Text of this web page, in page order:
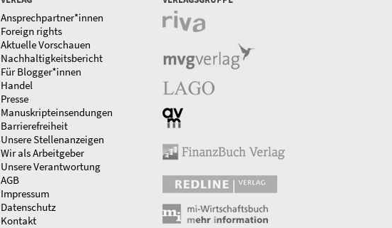
Ansprechpartner*innen
Foreign rights
Aktuelle Vorschauen
Nachhaltigkeitsbericht
Für Blogger*innen
Handel
Presse
Manuskripteinsendungen
Barrierefreiheit
Unsere Stellenanzeigen
Wir als Arbeitgeber
Unsere Verantwortung
AGB
Impressum
Datenschutz
Kontakt